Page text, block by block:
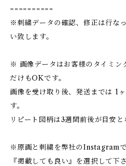
==========
※刺繍データの確認、修正は行な
い致します。
※ 画像データはお客様のタイミン
だけもOKです。
画像を受け取り後、発送までは 1
す。
リピート図柄は3週間前後が目安と
※原画と刺繍を弊社のInstagram
『掲載しても良い』を選択して下さ